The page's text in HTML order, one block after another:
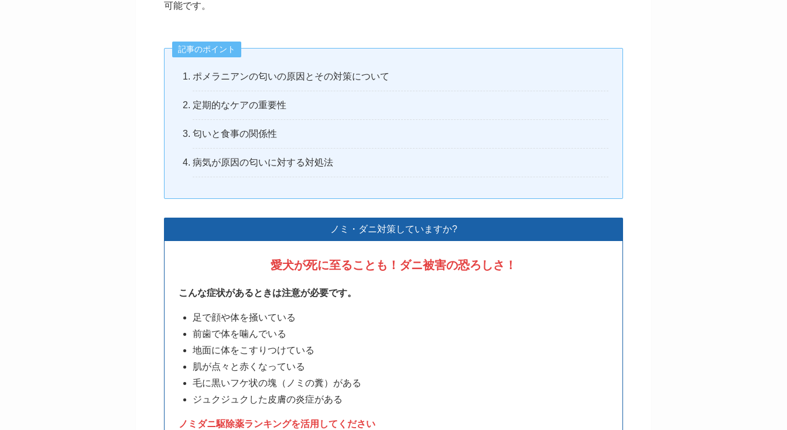
可能です。
記事のポイント
ポメラニアンの匂いの原因とその対策について
定期的なケアの重要性
匂いと食事の関係性
病気が原因の匂いに対する対処法
ノミ・ダニ対策していますか?
愛犬が死に至ることも！ダニ被害の恐ろしさ！
こんな症状があるときは注意が必要です。
足で顔や体を掻いている
前歯で体を噛んでいる
地面に体をこすりつけている
肌が点々と赤くなっている
毛に黒いフケ状の塊（ノミの糞）がある
ジュクジュクした皮膚の炎症がある
ノミダニ駆除薬ランキングを活用してください